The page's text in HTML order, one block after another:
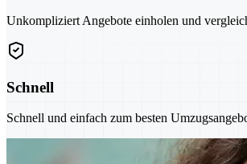
Unkompliziert Angebote einholen und
Schnell
Schnell und einfach zum besten